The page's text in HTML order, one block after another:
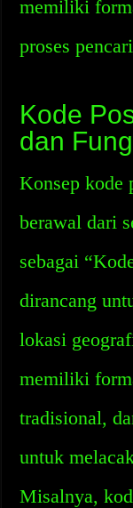
memiliki
proses
Kode
dan
Konsep kode
berawal dari
sebagai
dirancang
lokasi
memiliki
tradisional,
untuk
Misalnya,